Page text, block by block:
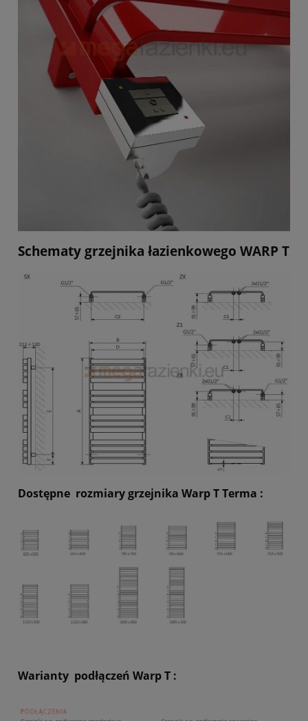
Schematy grzejnika łazienkowego WARP T
Dostępne rozmiary grzejnika Warp T Terma :
Warianty podłączeń Warp T :